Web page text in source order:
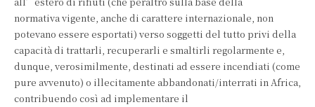
normativa vigente, anche di carattere internazionale, non
potevano essere esportati) verso soggetti del tutto privi della
capacità di trattarli, recuperarli e smaltirli regolarmente e,
dunque, verosimilmente, destinati ad essere incendiati (come
pure avvenuto) o illecitamente abbandonati/interrati in Africa,
contribuendo così ad implementare il